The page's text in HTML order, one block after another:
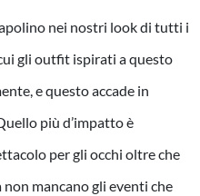
nei nostri look di tutti i
gli outfit ispirati a questo
e questo accade in
più d’impatto è
per gli occhi oltre che
non mancano gli eventi che